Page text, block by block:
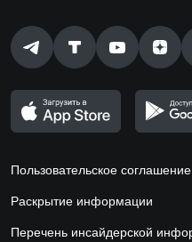
Пользовательское соглашение
Раскрытие информации
Перечень инсайдерской